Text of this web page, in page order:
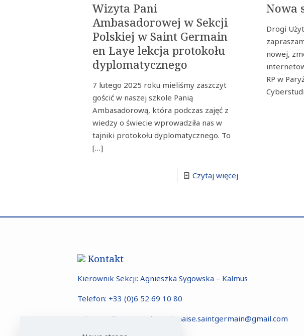
Wizyta Pani
Ambasadorowej w Sekcji
Polskiej w Saint Germain
en Laye lekcja protokołu
dyplomatycznego
7 lutego 2025 roku mieliśmy zaszczyt
gościć w naszej szkole Panią
Ambasadorową, która podczas zajęć z
wiedzy o świecie wprowadziła nas w
tajniki protokołu dyplomatycznego. To
[…]
Czytaj więcej
Nowa
Drogi
nowej,
RP w
Kontakt
Kierownik Sekcji: Agnieszka Sygowska – Kalmus
Telefon: +33 (0)6 52 69 10 80
Adres mailowy:
sectionpolonaise.saintgermain@gmail.com